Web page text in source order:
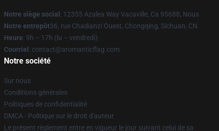
Notre siège social : 12355 Azalea Way Vacaville, Ca 95688, Nous
Notre entrepôt36, rue Chadianzi Ouest, Chongqing, Sichuan, CN
Heure: 9h – 17h (lu – vendredi)
Courriel : contact@aromanticflag.com
Notre société
Sur nous
Conditions générales
Politiques de confidentialité
DMCA - Politique sur le droit d'auteur
Le présent règlement entre en vigueur le jour suivant celui de sa